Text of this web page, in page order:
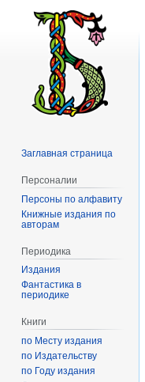
Заглавная страница
Персоналии
Персоны по алфавиту
Книжные издания по
авторам
Периодика
Издания
Фантастика в
периодике
Книги
по Месту издания
по Издательству
по Году издания